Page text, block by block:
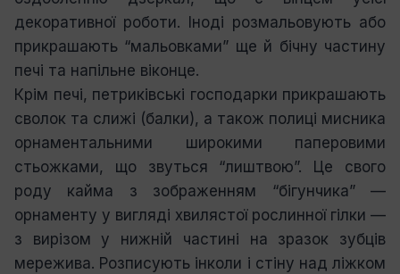
декоративної роботи. Іноді розмальовують або
прикрашають “мальовками” ще й бічну частину
печі та напільне віконце.
Крім печі, петриківські господарки прикрашають
сволок та слижі (балки), а також полиці мисника
орнаментальними широкими паперовими
стьожками, що звуться “лиштвою”. Це свого
роду кайма з зображенням “бігунчика” —
орнаменту у вигляді хвилястої рослинної гілки —
з вирізом у нижній частині на зразок зубців
мережива. Розписують інколи і стіну над ліжком